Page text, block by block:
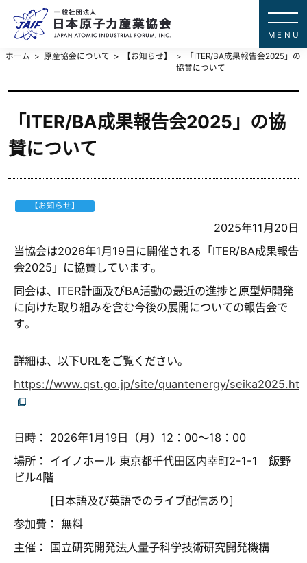
ホーム 原産協会について 【お知らせ】
「ITER/BA成果報告会2025」の
協賛について
「ITER/BA成果報告会2025」の協
賛について
【お知らせ】
2025年11月20日
当協会は2026年1月19日に開催される「ITER/BA成果報告
会2025」に協賛しています。
同会は、ITER計画及びBA活動の最近の進捗と原型炉開発
に向けた取り組みを含む今後の展開についての報告会で
す。
詳細は、以下URLをご覧ください。
https://www.qst.go.jp/site/quantenergy/
日時： 2026年1月19日（月）12：00～18：00
場所： イイノホール 東京都千代田区内幸町2-1-1 飯野
ビル4階
[日本語及び英語でのライブ配信あり]
参加費： 無料
主催： 国立研究開発法人量子科学技術研究開発機構